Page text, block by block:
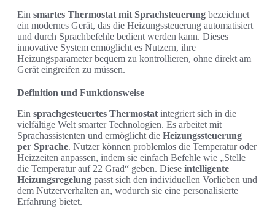
Ein smartes Thermostat mit Sprachsteuerung bezeichnet
ein modernes Gerät, das die Heizungssteuerung automatisiert
und durch Sprachbefehle bedient werden kann. Dieses
innovative System ermöglicht es Nutzern, ihre
Heizungsparameter bequem zu kontrollieren, ohne direkt am
Gerät eingreifen zu müssen.
Definition und Funktionsweise
Ein sprachgesteuertes Thermostat integriert sich in die
vielfältige Welt smarter Technologien. Es arbeitet mit
Sprachassistenten und ermöglicht die Heizungssteuerung
per Sprache. Nutzer können problemlos die Temperatur oder
Heizzeiten anpassen, indem sie einfach Befehle wie „Stelle
die Temperatur auf 22 Grad“ geben. Diese intelligente
Heizungsregelung passt sich den individuellen Vorlieben und
dem Nutzerverhalten an, wodurch sie eine personalisierte
Erfahrung bietet.